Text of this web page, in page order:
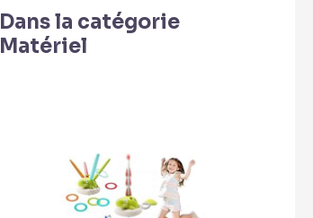
Dans la catégorie
Matériel